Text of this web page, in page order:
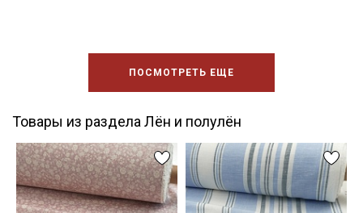
ПОСМОТРЕТЬ ЕЩЕ
Товары из раздела Лён и полулён